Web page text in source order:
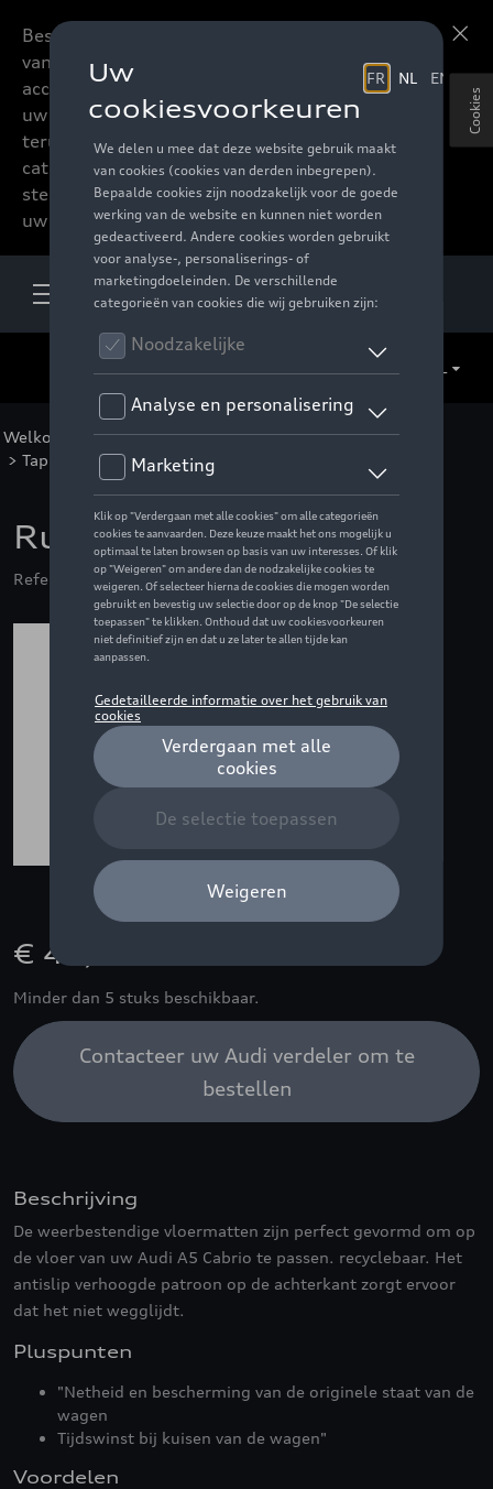
Beste accessoires-lovers,
vanaf nu kan u het hele
accessoire assortiment van
uw favoriete merk
terugvinden in de online
catalogus. Deze kunnen
steeds besteld worden via
uw verdeler.
Welkom Catalogus Audi >Comfort en bescherming
> Tapijten >Rubberen tapijten
Rubberen vloermatten
Referentie: 8W7061511D 041
€ 48,00
Minder dan 5 stuks beschikbaar.
Contacteer uw Audi verdeler om te
bestellen
Beschrijving
De weerbestendige vloermatten zijn perfect gevormd om op
de vloer van uw Audi A5 Cabrio te passen. recyclebaar. Het
antislip verhoogde patroon op de achterkant zorgt ervoor
dat het niet wegglijdt.
Pluspunten
"Netheid en bescherming van de originele staat van de
wagen
Tijdswinst bij kuisen van de wagen"
Voordelen
Cookies